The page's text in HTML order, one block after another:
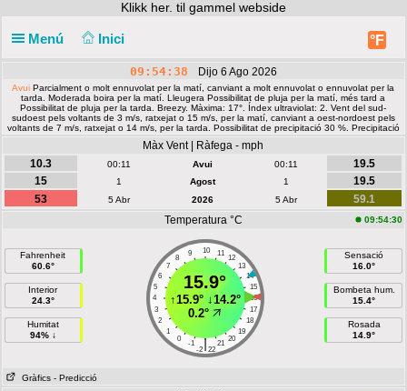
Klikk her. til gammel webside
Menú Inici °F
09:54:39 Dijo 6 Ago 2026
Avui Parcialment o molt ennuvolat per la matí, canviant a molt ennuvolat o ennuvolat per la
tarda. Moderada boira per la matí. Lleugera Possibilitat de pluja per la matí, més tard a
Possibilitat de pluja per la tarda. Breezy. Màxima: 17°. Índex ultraviolat: 2. Vent del sud-
sudoest pels voltants de 3 m/s, ratxejat o 15 m/s, per la matí, canviant a oest-nordoest pels
voltants de 7 m/s, ratxejat o 14 m/s, per la tarda. Possibilitat de precipitació 30 %. Precipitació
Màx Vent | Ràfega - mph
10.3
00:11 Avui 00:11
19.5
15
1 Agost 1
19.5
53
5 Abr 2026 5 Abr
59.1
Temperatura °C
09:54:30
Fahrenheit
60.6°
Interior
24.3°
Humitat
94% ↓
10
9 11
8
12
7
13
6
14
5
15
4
16
3
17
2
18
1
19
0
20
-1 21
|
-2 22
15.9°
↑15.9°↓14.2°
0.2°
Sensació
16.0°
Bombeta hum.
15.4°
Rosada
14.9°
Gràfics - Predicció